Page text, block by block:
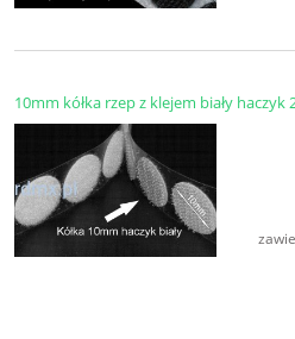
10mm kółka rzep z klejem biały